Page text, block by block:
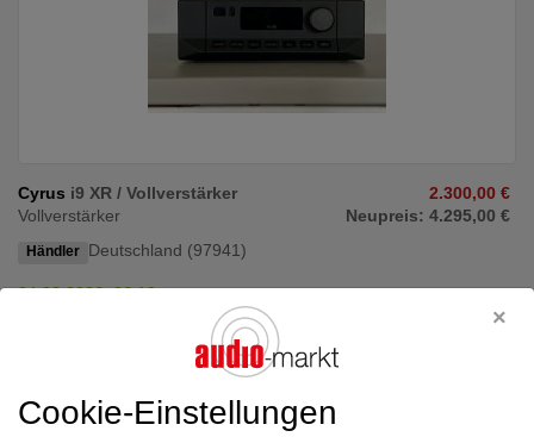
Cyrus i9 XR / Vollverstärker
Vollverstärker
Händler Deutschland (97941)
2.300,00 €
Neupreis: 4.295,00 €
04.08.2026, 06:10
Vollverstärker aus unserer Ausstellung! Volle Händlergarantie! Mit
Originalverpackung und allem was ...
Cookie-Einstellungen